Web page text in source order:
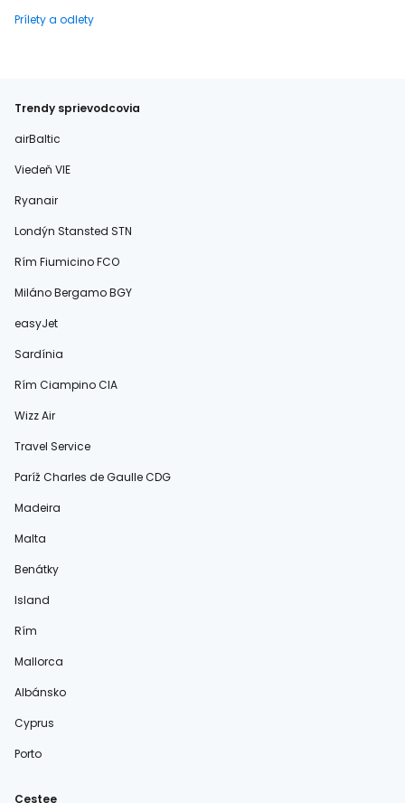
Prílety a odlety
Trendy sprievodcovia
airBaltic
Viedeň VIE
Ryanair
Londýn Stansted STN
Rím Fiumicino FCO
Miláno Bergamo BGY
easyJet
Sardínia
Rím Ciampino CIA
Wizz Air
Travel Service
Paríž Charles de Gaulle CDG
Madeira
Malta
Benátky
Island
Rím
Mallorca
Albánsko
Cyprus
Porto
Cestee